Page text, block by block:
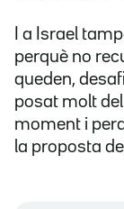
I a Israel
perquè no
queden,
posat molt
moment i
la proposta